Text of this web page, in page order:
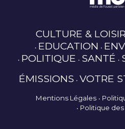
CULTURE &
EDUCATION
POLITIQUE SANTÉ
ÉMISSIONS VOTRE
Mentions Légales
Politique